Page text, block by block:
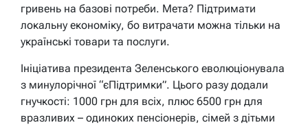
гривень на базові потреби. Мета? Підтримати
локальну економіку, бо витрачати можна тільки на
українські товари та послуги.
Ініціатива президента Зеленського еволюціонувала
з минулорічної “єПідтримки”. Цього разу додали
гнучкості: 1000 грн для всіх, плюс 6500 грн для
вразливих – одиноких пенсіонерів, сімей з дітьми